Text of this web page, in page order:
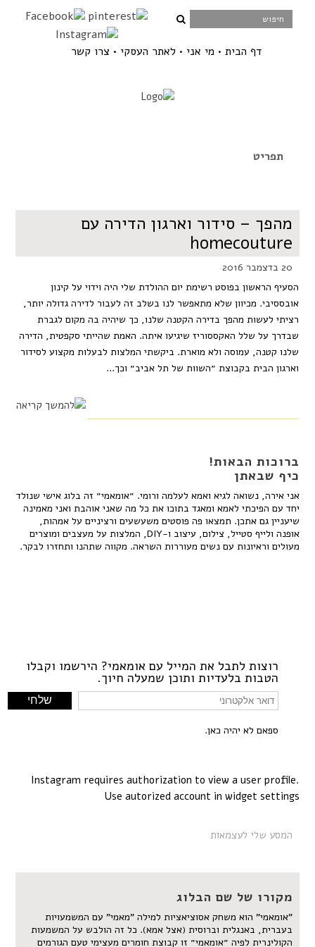
דף הבית מי אני לאתר העסקי צרו קשר
מהפך – סידור וארגון הדירה עם
homecouture
20 בדצמבר 2016
הסעיף הראשון בפוסט רשימת יום ההולדת שלי היה וידוי על קינון
אובססיבי. מכיוון שלא מתאפשר לנו בשלב זה לעבור לדירה גדולה יותר,
רציתי לעשות מהפך בדירה הקטנה שלנו, כך שיהיה בה מקום לגברת
שבדרך על שלל האקססוריז שיגיעו איתה. האמת שהייתי סקפטית, הדירה
שלנו קטנה, עמוסה ולא מוארת. ביקשתי המלצות לבעלות מקצוע לסידור
וארגון הבית בקבוצת ״השוות של תל אביב״ וכך...
ברוכות הבאות!
כיף שבאתן
אני אירה, נשואה לגיא ואמא לעלמה ורומי. ״אומאמי״ זה בלוג אישי שנולד
יחד עם הפיכתי לאמא ומאגד בתוכו את כל מה שאני אוהבת ואני מאמינה
שיעניין גם אתכן. תמצאו פה פוסטים משעשעים ורציניים על אמהות,
אופנה ולייף סטייל, צילום, עיצוב ו-DIY, המלצות על מעצבים ומוצרים
מעולים וראיונות עם נשים מעוררות השראה. מקווה שתהנו ותחזרו לבקר.
רוצות לתבל את המייל עם אומאמי? הירשמו וקבלו
הטבות בלעדיות ותוכן שמעלה חיוך.
ספאם לא יהיה כאן.
Instagram requires authorization to view a user profile.
Use autorized account in widget settings
המסע שלי לעצמאות
מקורו של שם הבלוג
"אומאמי" הוא משחק אסוציאציות למילה "מאמי" עם המשמעויות
בעברית, באנגלית וברוסית (אצל אמא). כל זה הולבש על המשמעות
הקולינרית לפיה ״אומאמי״ זו קבוצת חומרים מעצימי טעם הגורמים